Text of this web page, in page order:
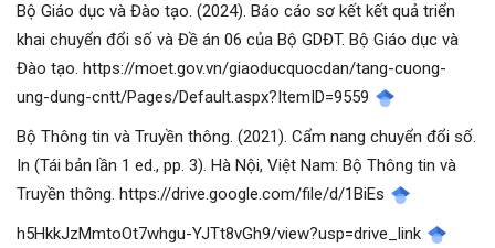
Bộ Giáo dục và Đào tạo. (2024). Báo cáo sơ kết kết quả triển
khai chuyển đổi số và Đề án 06 của Bộ GDĐT. Bộ Giáo dục và
Đào tạo. https://moet.gov.vn/giaoducquocdan/tang-cuong-
ung-dung-cntt/Pages/Default.aspx?ItemID=9559
Bộ Thông tin và Truyền thông. (2021). Cẩm nang chuyển đổi số.
In (Tái bản lần 1 ed., pp. 3). Hà Nội, Việt Nam: Bộ Thông tin và
Truyền thông. https://drive.google.com/file/d/1BiEs
h5HkkJzMmtoOt7whgu-YJTt8vGh9/view?usp=drive_link